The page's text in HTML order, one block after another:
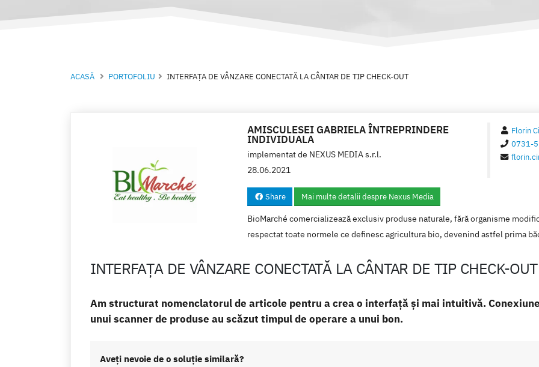
ACASĂ PORTOFOLIU INTERFAȚA DE VÂNZARE CONECTATĂ LA CÂNTAR DE TIP CHECK-OUT
AMISCULESEI GABRIELA ÎNTREPRINDERE
INDIVIDUALA
implementat de NEXUS MEDIA s.r.l.
28.06.2021
Florin
0731-
Share Mai multe detalii despre Nexus Media
BioMarché comercializează exclusiv produse naturale, fără organisme
respectat toate normele ce definesc agricultura bio, devenind astfel prima
INTERFAȚA DE VÂNZARE CONECTATĂ LA CÂNTAR DE TIP CHECK-OUT
Am structurat nomenclatorul de articole pentru a crea o interfață și mai intuitivă.
unui scanner de produse au scăzut timpul de operare a unui bon.
Aveţi nevoie de o soluţie similară?